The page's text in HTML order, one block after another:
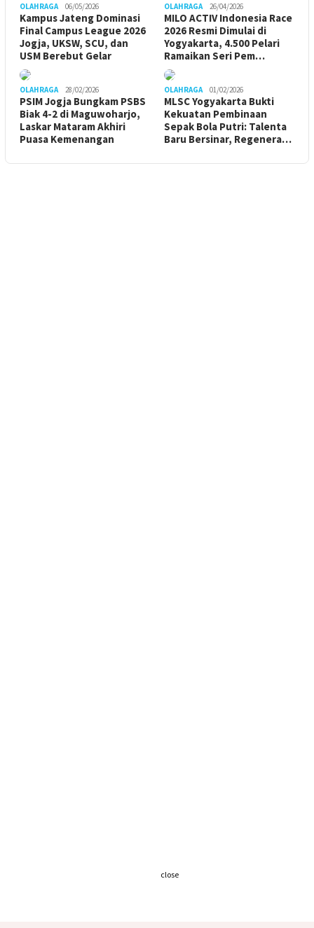
OLAHRAGA 06/05/2026
Kampus Jateng Dominasi
Final Campus League 2026
Jogja, UKSW, SCU, dan
USM Berebut Gelar
OLAHRAGA 26/04/2026
MILO ACTIV Indonesia Race
2026 Resmi Dimulai di
Yogyakarta, 4.500 Pelari
Ramaikan Seri Pem…
OLAHRAGA 28/02/2026
PSIM Jogja Bungkam PSBS
Biak 4-2 di Maguwoharjo,
Laskar Mataram Akhiri
Puasa Kemenangan
OLAHRAGA 01/02/2026
MLSC Yogyakarta Bukti
Kekuatan Pembinaan
Sepak Bola Putri: Talenta
Baru Bersinar, Regenera…
close